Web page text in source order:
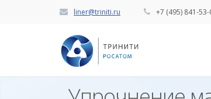
liner@triniti.ru +7 (495) 841-